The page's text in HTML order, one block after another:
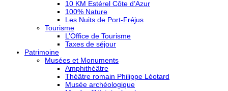
10 KM Estérel Côte d’Azur
100% Nature
Les Nuits de Port-Fréjus
Tourisme
L’Office de Tourisme
Taxes de séjour
Patrimoine
Musées et Monuments
Amphithéâtre
Théâtre romain Philippe Léotard
Musée archéologique